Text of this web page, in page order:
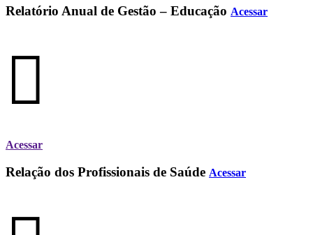
Relatório Anual de Gestão – Educação Acessar
Acessar
Relação dos Profissionais de Saúde Acessar